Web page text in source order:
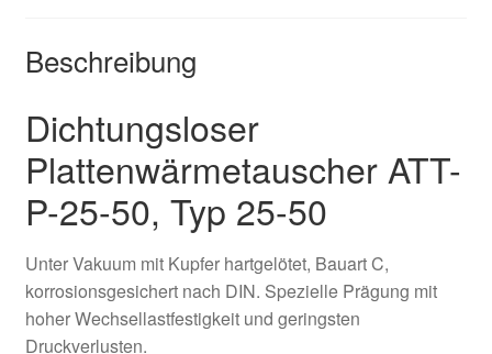
Beschreibung
Dichtungsloser
Plattenwärmetauscher ATT-
P-25-50, Typ 25-50
Unter Vakuum mit Kupfer hartgelötet, Bauart C,
korrosionsgesichert nach DIN. Spezielle Prägung mit
hoher Wechsellastfestigkeit und geringsten
Druckverlusten.